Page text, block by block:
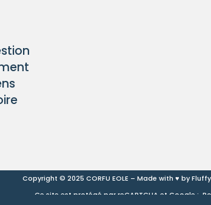
Copyright © 2025 CORFU EOLE – Made with ♥ by
Ce site est protégé par reCAPTCHA et Google :